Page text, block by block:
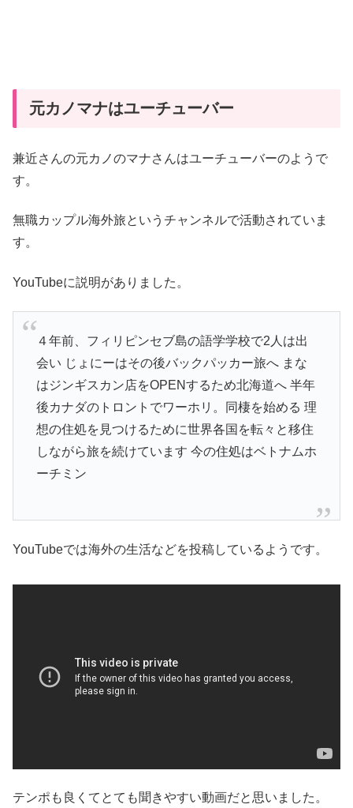
元カノマナはユーチューバー
兼近さんの元カノのマナさんはユーチューバーのようで
す。
無職カップル海外旅というチャンネルで活動されていま
す。
YouTubeに説明がありました。
４年前、フィリピンセブ島の語学学校で2人は出
会い じょにーはその後バックパッカー旅へ まな
はジンギスカン店をOPENするため北海道へ 半年
後カナダのトロントでワーホリ。同棲を始める 理
想の住処を見つけるために世界各国を転々と移住
しながら旅を続けています 今の住処はベトナムホ
ーチミン
YouTubeでは海外の生活などを投稿しているようです。
テンポも良くてとても聞きやすい動画だと思いました。